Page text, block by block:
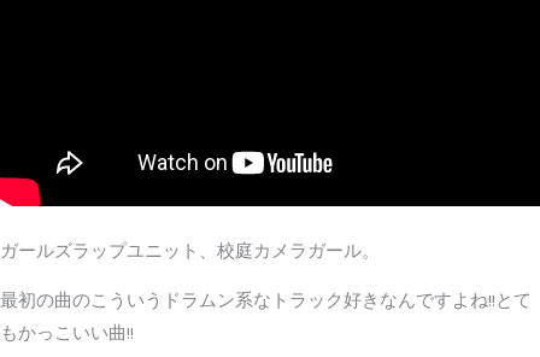
ガールズラップユニット、校庭カメラガール。
最初の曲のこういうドラムン系なトラック好きなんですよね!!とて
もかっこいい曲!!